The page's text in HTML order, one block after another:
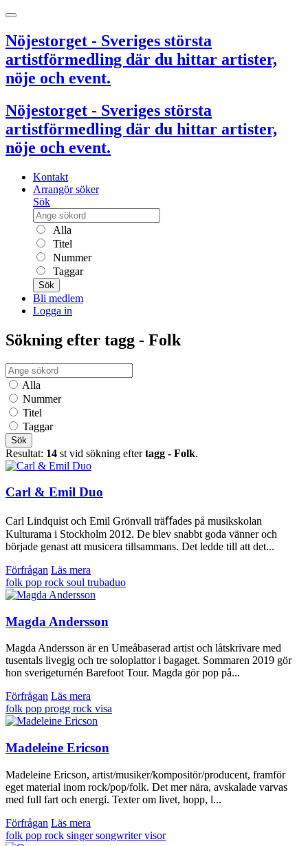
Nöjestorget - Sveriges största
artistförmedling där du hittar artister,
nöje och event.
Nöjestorget - Sveriges största
artistförmedling där du hittar artister,
nöje och event.
Kontakt
Arrangör söker
Sök
Alla
Titel
Nummer
Taggar
Sök
Bli medlem
Logga in
Sökning efter tagg - Folk
Alla
Nummer
Titel
Taggar
Sök
Resultat: 14 st vid sökning eftertagg - Folk.
Carl & Emil Duo
Carl Lindquist och Emil Grönvall träﬀades på musikskolan
Kulturama i Stockholm 2012. De blev snabbt goda vänner och
började genast att musicera tillsammans. Det ledde till att det...
Förfrågan Läs mera
folk pop rock soul trubaduo
Magda Andersson
Magda Andersson är en Umeåbaserad artist och låtskrivare med
tusentals livegig och tre soloplattor i bagaget. Sommaren 2019 gör
hon sverigeturnén Barefoot Tour. Magda gör pop på...
Förfrågan Läs mera
folk pop progg rock visa
Madeleine Ericson
Madeleine Ericson, artist/musiker/kompositör/producent, framför
eget material inom rock/pop/folk. Det mer nära, avskalade varvas
med full fart och energi. Texter om livet, hopp, l...
Förfrågan Läs mera
folk pop rock singer songwritervisor